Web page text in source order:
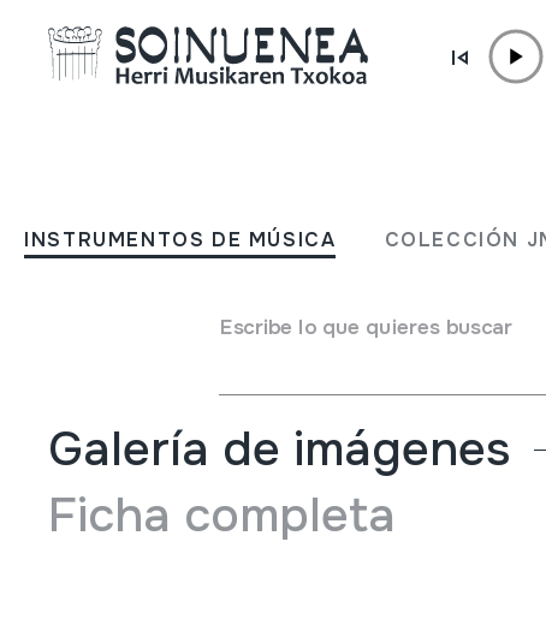
INSTRUMENTOS DE MÚSICA COLECCIÓN
Escribe lo que quieres buscar
BONBARDINOA;
Tipo de Instrumento de música
Galería de imágenes
Ficha completa